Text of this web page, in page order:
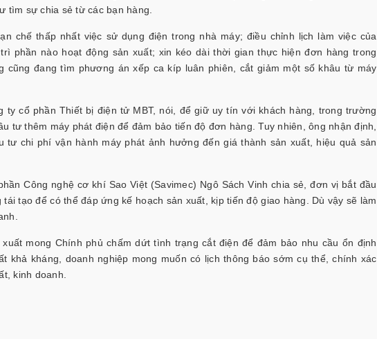
tìm sự chia sẻ từ các bạn hàng.
chế thấp nhất việc sử dụng điện trong nhà máy; điều chỉnh lịch làm việc của
phần nào hoạt động sản xuất; xin kéo dài thời gian thực hiện đơn hàng trong
cũng đang tìm phương án xếp ca kíp luân phiên, cắt giảm một số khâu từ máy
ty cổ phần Thiết bị điện tử MBT, nói, để giữ uy tín với khách hàng, trong trường
tư thêm máy phát điện để đảm bảo tiến độ đơn hàng. Tuy nhiên, ông nhận định,
tư chi phí vận hành máy phát ảnh hưởng đến giá thành sản xuất, hiệu quả sản
Công nghệ cơ khí Sao Việt (Savimec) Ngô Sách Vinh chia sẻ, đơn vị bắt đầu
tạo để có thể đáp ứng kế hoạch sản xuất, kịp tiến độ giao hàng. Dù vậy sẽ làm
mong Chính phủ chấm dứt tình trạng cắt điện để đảm bảo nhu cầu ổn định
khả kháng, doanh nghiệp mong muốn có lịch thông báo sớm cụ thể, chính xác
kinh doanh.